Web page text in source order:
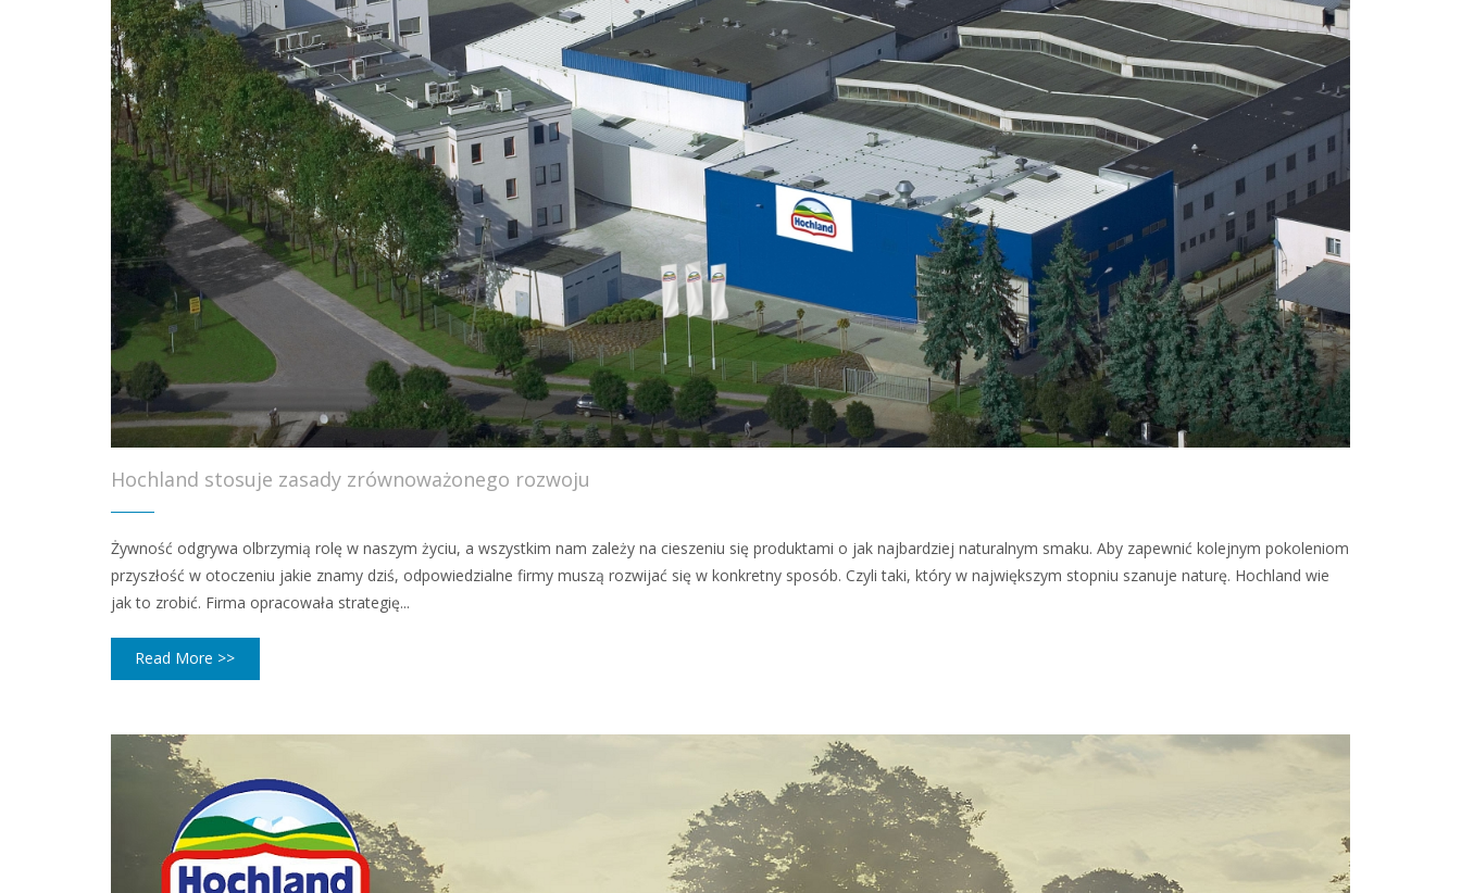
Hochland stosuje zasady zrównoważonego rozwoju
Żywność odgrywa olbrzymią rolę w naszym życiu, a wszystkim nam zależy na cieszeniu się produktami o jak najbardziej naturalnym smaku. Aby zapewnić kolejnym pokoleniom
przyszłość w otoczeniu jakie znamy dziś, odpowiedzialne firmy muszą rozwijać się w konkretny sposób. Czyli taki, który w największym stopniu szanuje naturę. Hochland wie
jak to zrobić. Firma opracowała strategię...
Read More >>